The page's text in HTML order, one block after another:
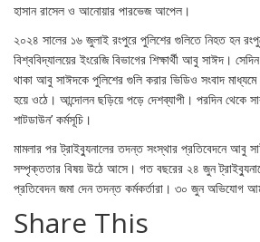
হাসান রাসেল ও আনোয়ার পারভেজ আপেল।
২০২৪ সালের ১৬ জুলাই রংপুরে পুলিশের গুলিতে নিহত হন
বিশ্ববিদ্যালয়ের ইংরেজি বিভাগের শিক্ষার্থী আবু সাঈদ।
থাকা আবু সাঈদকে পুলিশের গুলি করার ভিডিও সংবাদ
হয়ে ওঠে। আন্দোলন ছড়িয়ে পড়ে দেশব্যাপী। পরদিন থেকে
শাটডাউন’ কর্মসূচি।
মামলার পর ট্রাইব্যুনালের তদন্ত সংস্থার প্রতিবেদনে আবু
সম্পৃক্ততার বিষয় উঠে আসে। গত বছরের ২৪ জুন
প্রতিবেদন জমা দেন তদন্ত কর্মকর্তারা। ৩০ জুন অভিযোগ
Share This